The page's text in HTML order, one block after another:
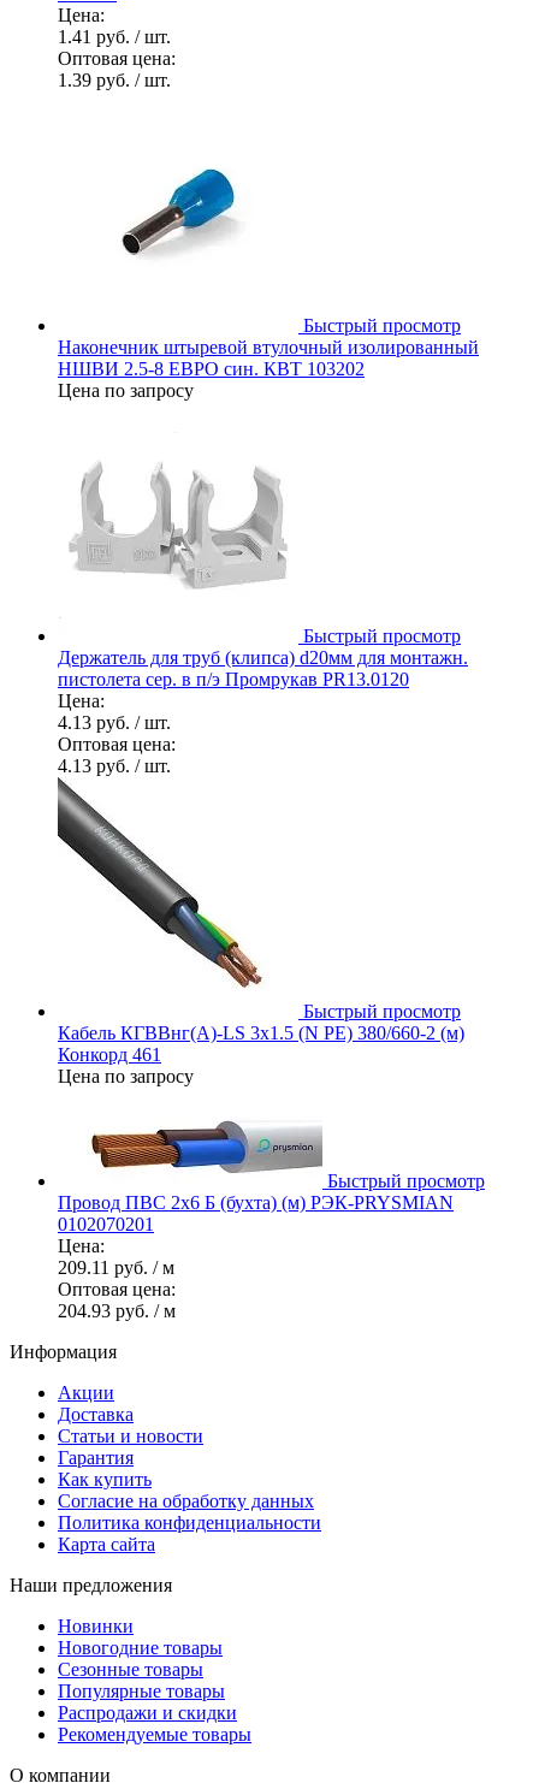
Цена:
1.41 руб. / шт.
Оптовая цена:
1.39 руб. / шт.
Быстрый просмотр
Наконечник штыревой втулочный изолированный
НШВИ 2.5-8 ЕВРО син. КВТ 103202
Цена по запросу
Быстрый просмотр
Держатель для труб (клипса) d20мм для монтажн.
пистолета сер. в п/э Промрукав PR13.0120
Цена:
4.13 руб. / шт.
Оптовая цена:
4.13 руб. / шт.
Быстрый просмотр
Кабель КГВВнг(А)-LS 3х1.5 (N PE) 380/660-2 (м)
Конкорд 461
Цена по запросу
Быстрый просмотр
Провод ПВС 2х6 Б (бухта) (м) РЭК-PRYSMIAN
0102070201
Цена:
209.11 руб. / м
Оптовая цена:
204.93 руб. / м
Информация
Акции
Доставка
Статьи и новости
Гарантия
Как купить
Согласие на обработку данных
Политика конфиденциальности
Карта сайта
Наши предложения
Новинки
Новогодние товары
Сезонные товары
Популярные товары
Распродажи и скидки
Рекомендуемые товары
О компании